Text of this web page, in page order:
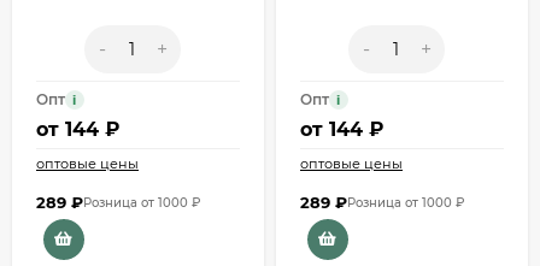
- +
Опт i
от 144 ₽
оптовые цены
289 ₽Розница от 1000 ₽
- +
Опт i
от 144 ₽
оптовые цены
289 ₽Розница от 1000 ₽